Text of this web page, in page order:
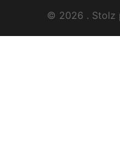
© 2026 . Stolz